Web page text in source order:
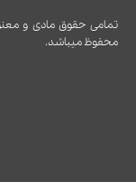
تمامی حقوق مادی و
محفوظ میباشد.